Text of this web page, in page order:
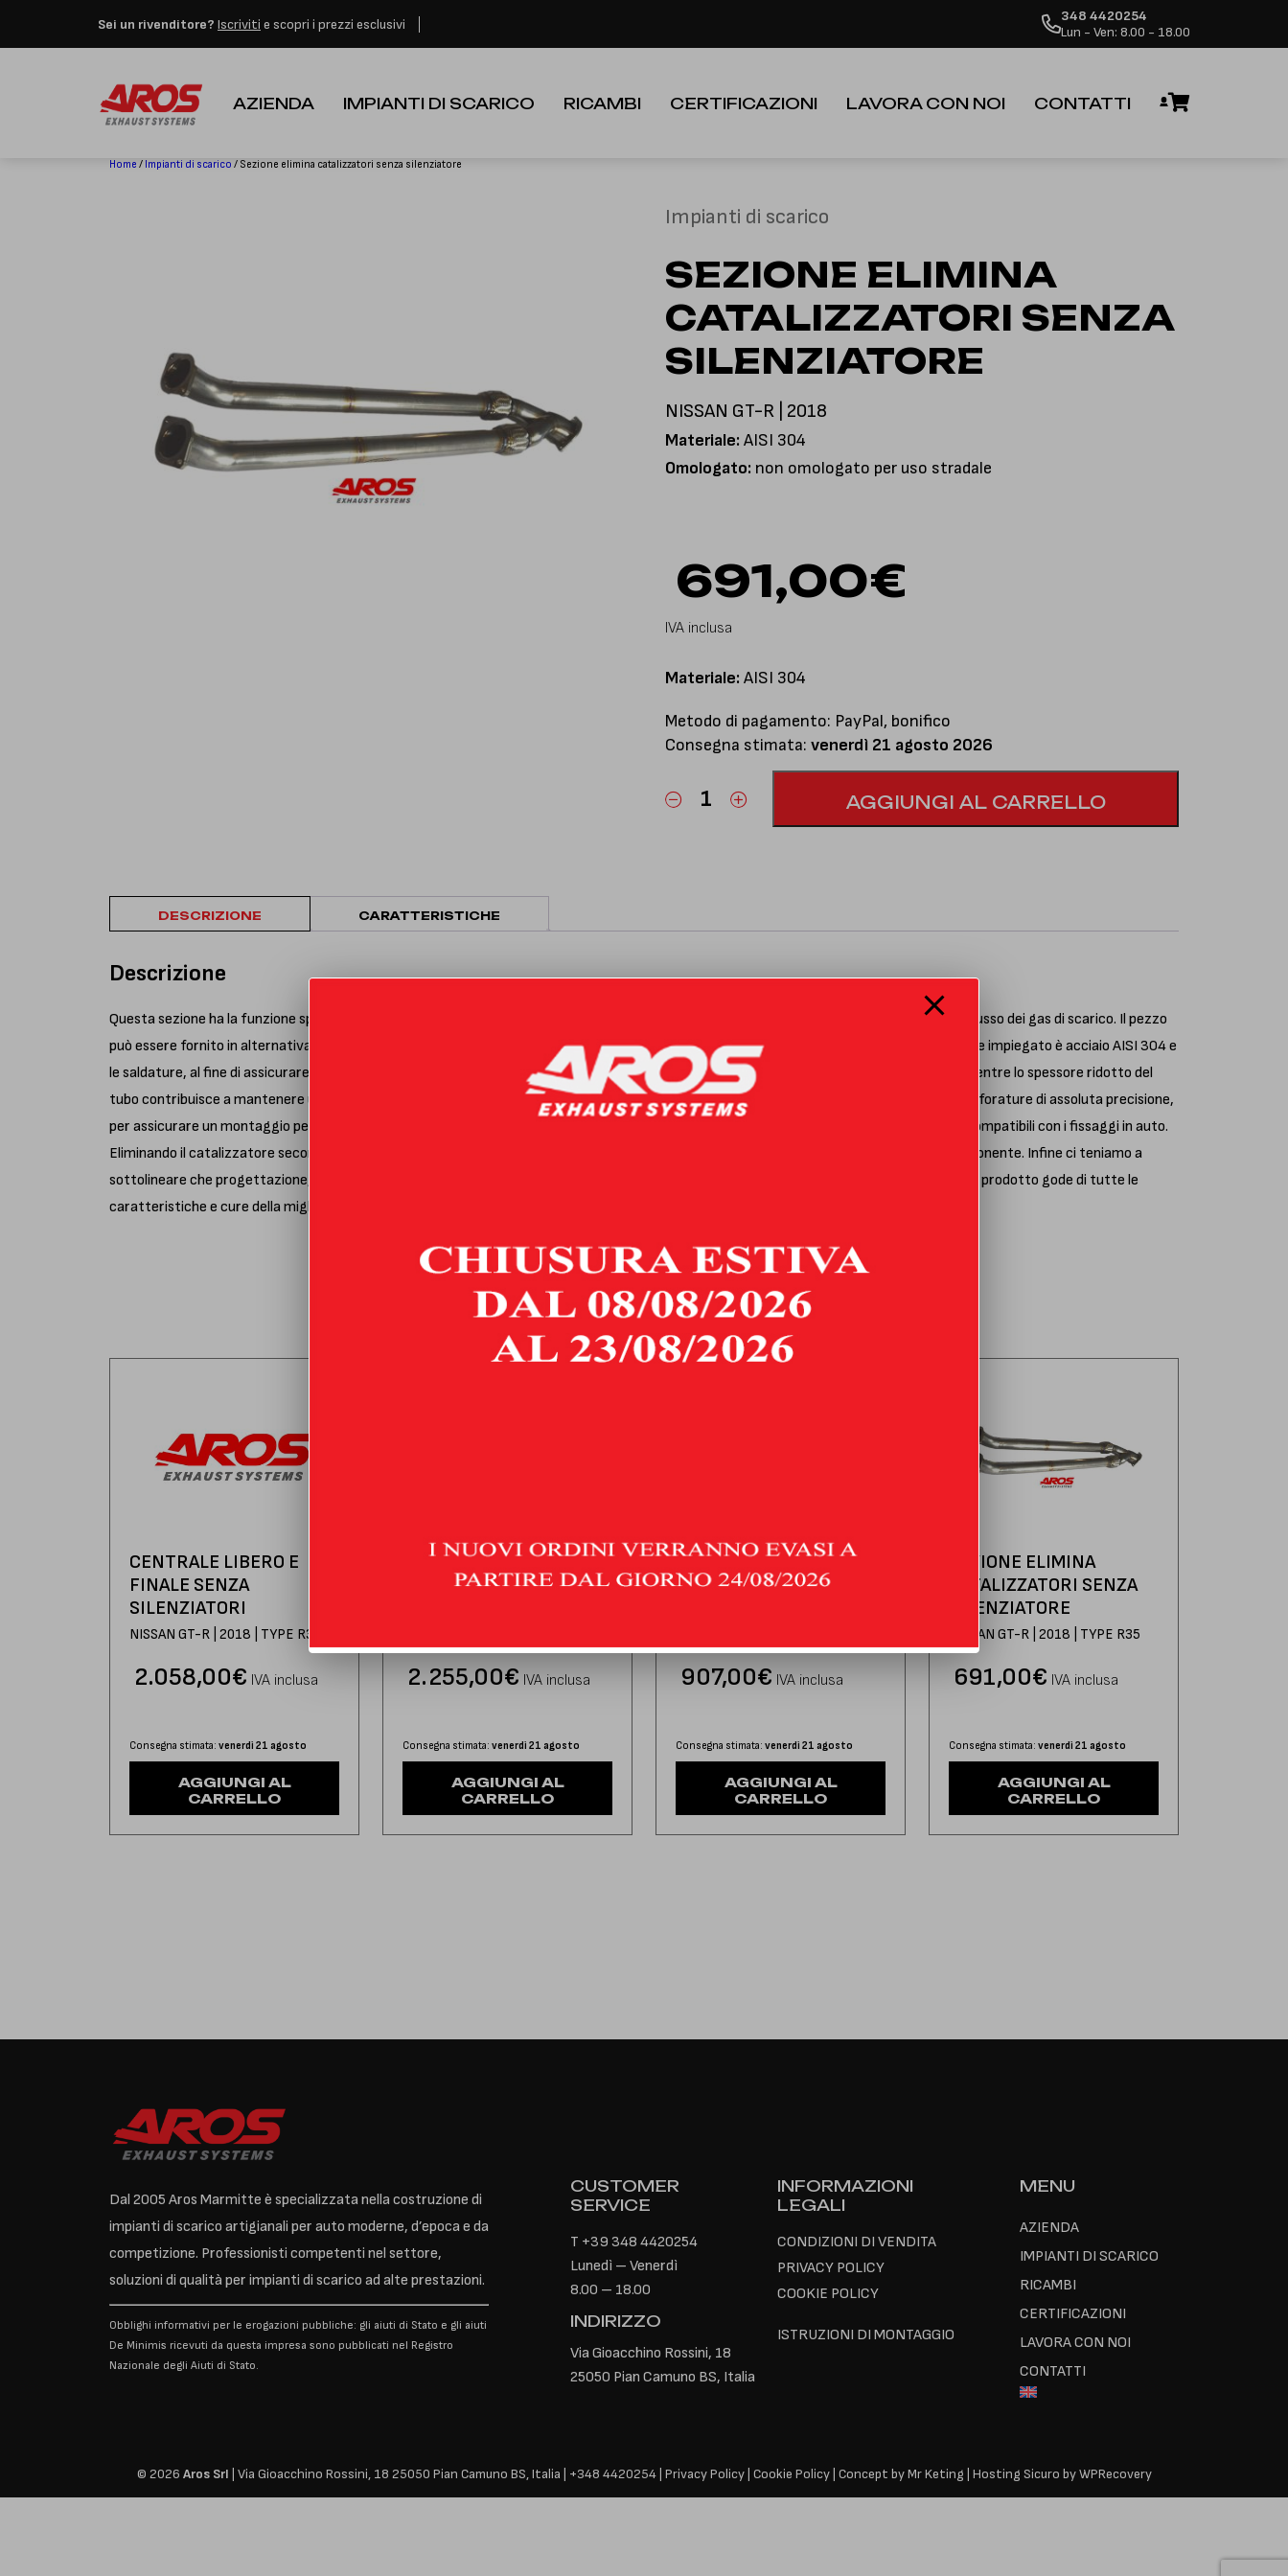
Sei un rivenditore? Iscriviti e scopri i prezzi esclusivi
348 4420254
Lun - Ven: 8.00 - 18.00
AZIENDA IMPIANTI DI SCARICO RICAMBI CERTIFICAZIONI LAVORA CON NOI CONTATTI
Home / Impianti di scarico / Sezione elimina catalizzatori senza silenziatore
Impianti di scarico
SEZIONE ELIMINA
CATALIZZATORI SENZA
SILENZIATORE
NISSAN GT-R | 2018
Materiale: AISI 304
Omologato: non omologato per uso stradale
€
691,00
IVA inclusa
Materiale:AISI 304
Metodo di pagamento: PayPal, bonifico
Consegna stimata:venerdì 21 agosto 2026
Sezione
AGGIUNGI AL CARRELLO
DESCRIZIONE CARATTERISTICHE
Descrizione
Questa sezione ha la funzione specifica di eliminare il catalizzatore secondario, permettendo di incrementare le prestazioni generali di deflusso dei gas di scarico. Il pezzo
può essere fornito in alternativa con oppure senza i silenziatori, in modo tale da poter gestire a piacimento il sound della vettura. Il materiale impiegato è acciaio AISI 304 e
le saldature, al fine di assicurare la massima tenuta e resistenza, sono realizzate solamente a TIG dalle mani esperte dei nostri operatori mentre lo spessore ridotto del
tubo contribuisce a mantenere un livello di peso basso. Le flange sono prodotte tramite macchinari a controllo numerico/taglio a laser, con forature di assoluta precisione,
per assicurare un montaggio perfetto. Il componente è di tipo plug&play, semplice e veloce da installare ed è dotato di staffe di supporto compatibili con i fissaggi in auto.
Eliminando il catalizzatore secondario non è necessario modificare il sistema di gestione elettronica essendo le sonde a monte di tale componente. Infine ci teniamo a
sottolineare che progettazione, sviluppo, realizzazione e produzione sono operazioni svolte esclusivamente all’interno della nostra sede e il prodotto gode di tutte le
caratteristiche e cure della migliore tradizione artigianale italiana.
PRODOTTI CORRELATI
CENTRALE LIBERO E
FINALE SENZA
SILENZIATORI
NISSAN GT-R | 2018 | TYPE R35
€
2.058,00 IVA inclusa
Consegna stimata: venerdì 21 agosto
AGGIUNGI AL
CARRELLO
CENTRALE LIBERO E
FINALE SILENZIATO
€
2.255,00 IVA inclusa
Consegna stimata: venerdì 21 agosto
AGGIUNGI AL
CARRELLO
SEZIONE ELIMINA
CATALIZZATORI CON
€
907,00 IVA inclusa
Consegna stimata: venerdì 21 agosto
AGGIUNGI AL
CARRELLO
SEZIONE ELIMINA
CATALIZZATORI SENZA
SILENZIATORE
NISSAN GT-R | 2018 | TYPE R35
€
691,00 IVA inclusa
Consegna stimata: venerdì 21 agosto
AGGIUNGI AL
CARRELLO
Dal 2005 Aros Marmitte è specializzata nella costruzione di
impianti di scarico artigianali per auto moderne, d’epoca e da
competizione. Professionisti competenti nel settore,
soluzioni di qualità per impianti di scarico ad alte prestazioni.
Obblighi informativi per le erogazioni pubbliche: gli aiuti di Stato e gli aiuti
De Minimis ricevuti da questa impresa sono pubblicati nel Registro
Nazionale degli Aiuti di Stato.
CUSTOMER
SERVICE
T +39 348 4420254
Lunedì – Venerdì
8.00 – 18.00
INDIRIZZO
Via Gioacchino Rossini, 18
25050 Pian Camuno BS, Italia
INFORMAZIONI
LEGALI
CONDIZIONI DI VENDITA
PRIVACY POLICY
COOKIE POLICY
ISTRUZIONI DI MONTAGGIO
MENU
AZIENDA
IMPIANTI DI SCARICO
RICAMBI
CERTIFICAZIONI
LAVORA CON NOI
CONTATTI
© 2026 Aros Srl | Via Gioacchino Rossini, 18 25050 Pian Camuno BS, Italia | +348 4420254| Privacy Policy Cookie Policy| Concept by Mr Keting Hosting Sicuro by WPRecovery
Aros rimarrà chiusa per le festività dall'8 al 23 Agosto. I nuovi ordini verranno evasi a partire dalla riapertura.